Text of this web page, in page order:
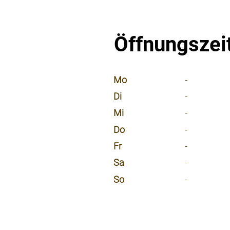
Mo
-
Di
-
Mi
-
Do
-
Fr
-
Sa
-
So
-